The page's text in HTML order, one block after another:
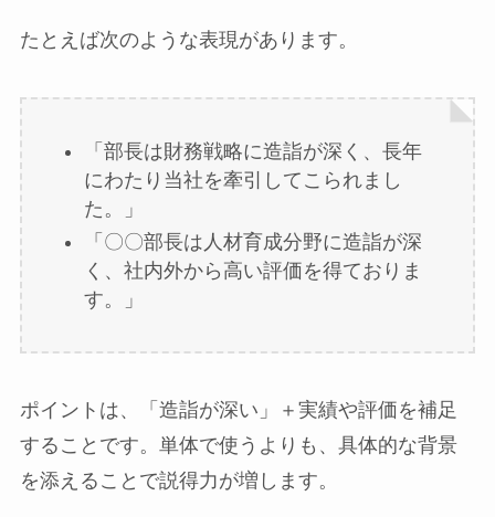
たとえば次のような表現があります。
「部長は財務戦略に造詣が深く、長年
にわたり当社を牽引してこられまし
た。」
「〇〇部長は人材育成分野に造詣が深
く、社内外から高い評価を得ておりま
す。」
ポイントは、「造詣が深い」＋実績や評価を補足
することです。単体で使うよりも、具体的な背景
を添えることで説得力が増します。